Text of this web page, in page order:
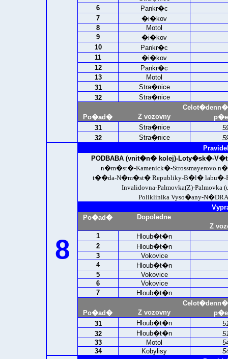
6
Pankr�c
7
�i�kov
8
Motol
9
�i�kov
10
Pankr�c
11
�i�kov
12
Pankr�c
13
Motol
31
Stra�nice
32
Stra�nice
Po�ad�
Z vozovny
31
Stra�nice
32
Stra�nice
8
PODBABA (vnit�n� kolej)-Loty�sk�-
n�m�st�-Kamenick�-Strossmayerovo
t��da-N�m�st� Republiky-B�l� labu�-
Invalidovna-Palmovka(Z)-
Poliklinika Vyso�any-
Po�ad�
Dopoledne
Z
1
Hloub�t�n
2
Hloub�t�n
3
Vokovice
4
Hloub�t�n
5
Vokovice
6
Vokovice
7
Hloub�t�n
Po�ad�
Z vozovny
31
Hloub�t�n
32
Hloub�t�n
33
Motol
34
Kobylisy